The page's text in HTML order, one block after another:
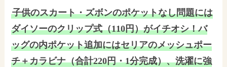
子供のスカート・ズボンのポケットなし問題には
ダイソーのクリップ式（110円）がイチオシ！バ
ッグの内ポケット追加にはセリアのメッシュポー
チ＋カラビナ（合計220円・1分完成）、洗濯に強